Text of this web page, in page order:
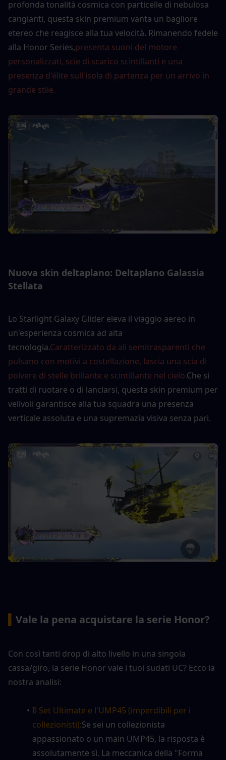
profonda tonalità cosmica con particelle di nebulosa
cangianti, questa skin premium vanta un bagliore
etereo che reagisce alla tua velocità. Rimanendo fedele
alla Honor Series,presenta suoni del motore
personalizzati, scie di scarico scintillanti e una
presenza d'élite sull'isola di partenza per un arrivo in
grande stile.
Nuova skin deltaplano: Deltaplano Galassia
Stellata
Lo Starlight Galaxy Glider eleva il viaggio aereo in
un'esperienza cosmica ad alta
tecnologia.Caratterizzato da ali semitrasparenti che
pulsano con motivi a costellazione, lascia una scia di
polvere di stelle brillante e scintillante nel cielo.Che si
tratti di ruotare o di lanciarsi, questa skin premium per
velivoli garantisce alla tua squadra una presenza
verticale assoluta e una supremazia visiva senza pari.
Vale la pena acquistare la serie Honor?
Con così tanti drop di alto livello in una singola
cassa/giro, la serie Honor vale i tuoi sudati UC? Ecco la
nostra analisi:
Il Set Ultimate e l'UMP45 (imperdibili per i
collezionisti):Se sei un collezionista
appassionato o un main UMP45, la risposta è
assolutamente sì. La meccanica della "Forma